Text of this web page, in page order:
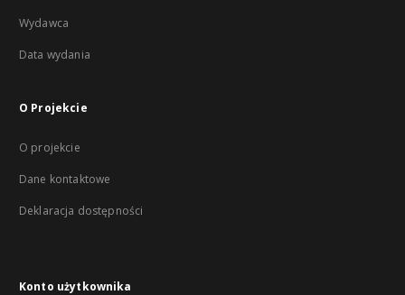
Wydawca
Data wydania
O Projekcie
O projekcie
Dane kontaktowe
Deklaracja dostępności
Konto użytkownika